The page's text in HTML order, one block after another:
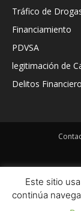
Tráfico de
Financiamiento
PDVSA
legitimación de
Delitos
Este sitio
continúa